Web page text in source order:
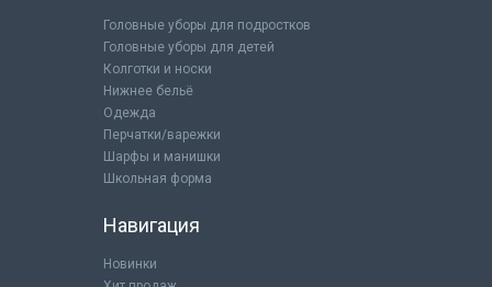
Головные уборы для подростков
Головные уборы для детей
Колготки и носки
Нижнее бельё
Одежда
Перчатки/варежки
Шарфы и манишки
Школьная форма
Навигация
Новинки